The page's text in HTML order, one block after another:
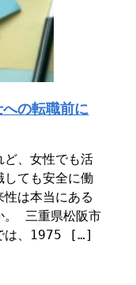
への転職前に
ど、女性でも活
しても安全に働
は本当にある
。 三重県松阪市
は、1975 […]